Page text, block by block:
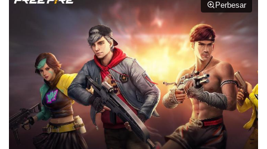
Perbesar